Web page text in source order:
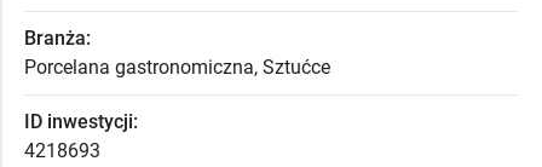
Branża:
Porcelana gastronomiczna, Sztućce
ID inwestycji:
4218693